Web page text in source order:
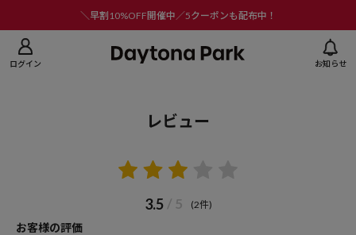
＼早割10%OFF開催中／5クーポンも配布中！
ログイン お知らせ
レビュー
3.5 / 5 (2件)
お客様の評価